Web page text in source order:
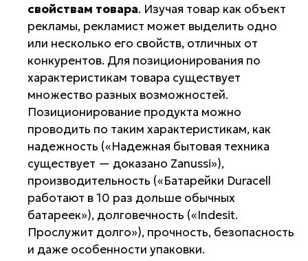
свойствам товара. Изучая товар как объект
рекламы, рекламист может выделить одно
или несколько его свойств, отличных от
конкурентов. Для позиционирования по
характеристикам товара существует
множество разных возможностей.
Позиционирование продукта можно
проводить по таким характеристикам, как
надежность («Надежная бытовая техника
существует — доказано Zanussi»),
производительность («Батарейки Duracell
работают в 10 раз дольше обычных
батареек»), долговечность («Indesit.
Прослужит долго»), прочность, безопасность
и даже особенности упаковки.